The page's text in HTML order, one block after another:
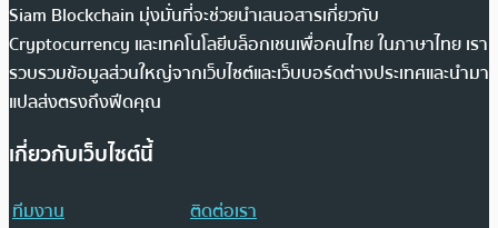
Siam Blockchain มุ่งมั่นที่จะช่วยนำเสนอสารเกี่ยวกับ
Cryptocurrency และเทคโนโลยีบล็อกเชนเพื่อคนไทย ในภาษาไทย เรา
รวบรวมข้อมูลส่วนใหญ่จากเว็บไซต์และเว็บบอร์ดต่างประเทศและนำมา
แปลส่งตรงถึงฟีดคุณ
เกี่ยวกับเว็บไซต์นี้
ทีมงาน
ติดต่อเรา